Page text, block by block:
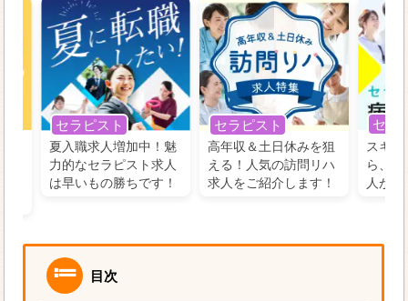
セラピスト
夏入職求人増加中！魅
力的なセラピスト求人
は早いもの勝ちです！
セラピスト
高年収＆土日休みを狙
える！人気の訪問リハ
求人をご紹介します！
セラ
スキ
ら、
人が
目次